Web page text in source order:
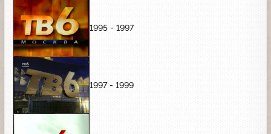
1995 - 1997
1997 - 1999